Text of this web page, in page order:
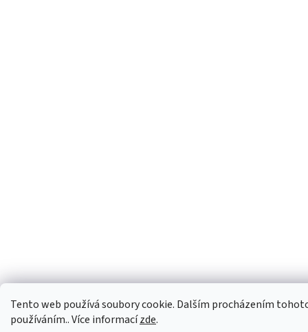
Tento web používá soubory cookie. Dalším procházením
používáním.. Více informacízde.